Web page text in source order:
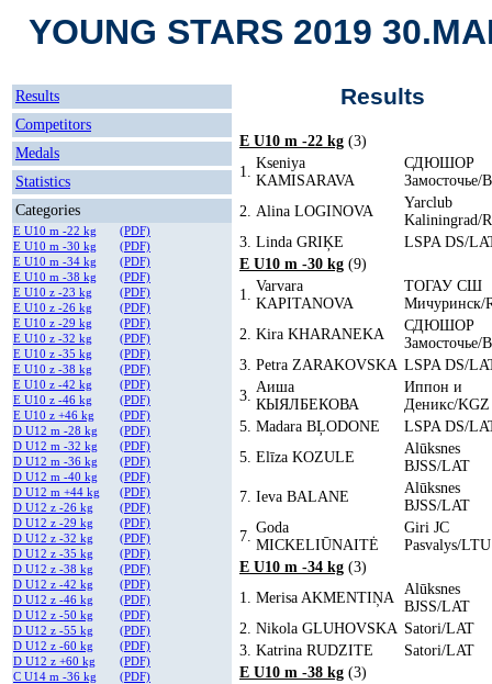
YOUNG STARS 2019
Results
Competitors
Medals
Statistics
Categories
E U10 m -22 kg
(PDF)
E U10 m -30 kg
(PDF)
E U10 m -34 kg
(PDF)
E U10 m -38 kg
(PDF)
E U10 z -23 kg
(PDF)
E U10 z -26 kg
(PDF)
E U10 z -29 kg
(PDF)
E U10 z -32 kg
(PDF)
E U10 z -35 kg
(PDF)
E U10 z -38 kg
(PDF)
E U10 z -42 kg
(PDF)
E U10 z -46 kg
(PDF)
E U10 z +46 kg
(PDF)
D U12 m -28 kg
(PDF)
D U12 m -32 kg
(PDF)
D U12 m -36 kg
(PDF)
D U12 m -40 kg
(PDF)
D U12 m +44 kg
(PDF)
D U12 z -26 kg
(PDF)
D U12 z -29 kg
(PDF)
D U12 z -32 kg
(PDF)
D U12 z -35 kg
(PDF)
D U12 z -38 kg
(PDF)
D U12 z -42 kg
(PDF)
D U12 z -46 kg
(PDF)
D U12 z -50 kg
(PDF)
D U12 z -55 kg
(PDF)
D U12 z -60 kg
(PDF)
D U12 z +60 kg
(PDF)
C U14 m -36 kg
(PDF)
Results
E U10 m -22 kg (3)
1.
Kseniya
KAMISARAVA
СДЮШОР
Замосточье/
2. Alina LOGINOVA
Yarclub
Kaliningrad/
3. Linda GRIĶE
LSPA DS/
E U10 m -30 kg (9)
1.
Varvara
KAPITANOVA
ТОГАУ СШ
Мичуринск/
2. Kira KHARANEKA
СДЮШОР
Замосточье/
3. Petra ZARAKOVSKA LSPA DS/
3.
Аиша
КЫЯЛБЕКОВА
Иппон и
Деникс/KGZ
5. Madara BĻODONE
LSPA DS/
5. Elīza KOZULE
Alūksnes
BJSS/LAT
7. Ieva BALANE
Alūksnes
BJSS/LAT
7.
Goda
MICKELIŪNAITĖ
Giri JC
Pasvalys/LTU
E U10 m -34 kg (3)
1. Merisa AKMENTIŅA
Alūksnes
BJSS/LAT
2. Nikola GLUHOVSKA Satori/LAT
3. Katrina RUDZITE
Satori/LAT
E U10 m -38 kg (3)